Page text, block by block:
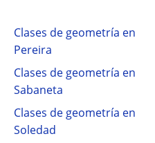
Clases de geometría en
Pereira
Clases de geometría en
Sabaneta
Clases de geometría en
Soledad